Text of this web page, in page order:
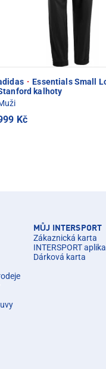
· Essentials Small
kalhoty
Kč
MŮJ INTERSPORT
Zákaznická karta
INTERSPORT
Dárková karta